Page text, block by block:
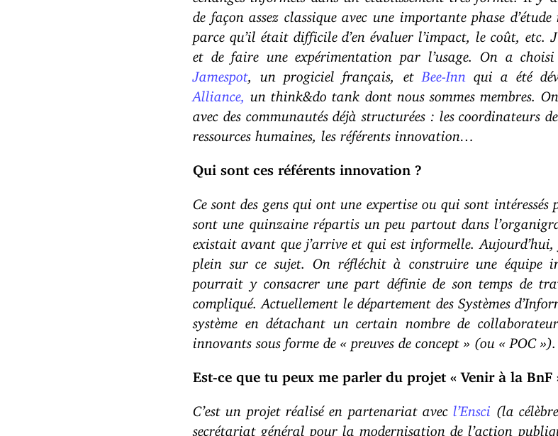
de façon assez classique avec une importante phase
parce qu’il était difficile d’en évaluer l’impact, le coût, etc.
et de faire une expérimentation par l’usage. On a
Jamespot , un progiciel français, et Bee-Inn qui a été
Alliance,
un think&do tank dont nous sommes membres.
avec des communautés déjà structurées : les coordinateurs
ressources humaines, les référents innovation…
Qui sont ces référents innovation ?
Ce sont des gens qui ont une expertise ou qui sont
sont une quinzaine répartis un peu partout dans
existait avant que j’arrive et qui est informelle.
plein sur ce sujet. On réfléchit à construire une équipe
pourrait y consacrer une part définie de son temps de
compliqué. Actuellement le département des Systèmes
système en détachant un certain nombre de
innovants sous forme de « preuves de concept » (ou « POC »).
Est-ce que tu peux me parler du projet « Venir à la BnF
C’est un projet réalisé en partenariat avec l’Ensci (la
secrétariat général pour la modernisation de l’action